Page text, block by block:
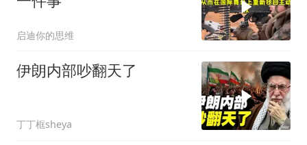
启迪你的思维
伊朗内部吵翻天了
丁丁框sheya